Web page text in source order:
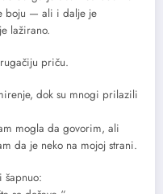
boju — ali i dalje je
lažirano.
priču.
dok su mnogi prilazili
mogla da govorim, ali
da je neko na mojoj strani.
šapnuo: